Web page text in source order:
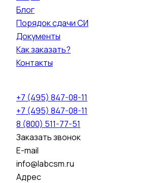
Блог
Порядок сдачи СИ
Документы
Как заказать?
Контакты
+7 (495) 847-08-11
+7 (495) 847-08-11
8 (800) 511-77-51
Заказать звонок
E-mail
info@labcsm.ru
Адрес